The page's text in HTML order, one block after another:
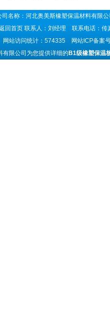
司名称：河北奥美斯橡塑保温材料有
回首页 联系人：刘经理 联系电话：
网站访问统计：574335 网站ICP备案
有限公司为您提供详细的 B1级橡塑保温